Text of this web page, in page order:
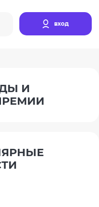
вход
И